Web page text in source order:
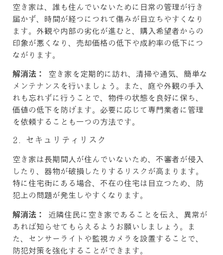
空き家は、誰も住んでいないために日常の管理が行き
届かず、時間が経つにつれて傷みが目立ちやすくなり
ます。外観や内部の劣化が進むと、購入希望者からの
印象が悪くなり、売却価格の低下や成約率の低下につ
ながります。
解消法：
空き家を定期的に訪れ、清掃や通気、簡単な
メンテナンスを行いましょう。また、庭や外観の手入
れも忘れずに行うことで、物件の状態を良好に保ち、
価値の低下を防げます。必要に応じて専門業者に管理
を依頼することも一つの方法です。
2. セキュリティリスク
空き家は長期間人が住んでいないため、不審者が侵入
したり、器物が破損したりするリスクが高まります。
特に住宅街にある場合、不在の住宅は目立つため、防
犯上の問題が発生しやすくなります。
解消法：
近隣住民に空き家であることを伝え、異常が
あれば知らせてもらえるようお願いしましょう。ま
た、センサーライトや監視カメラを設置することで、
防犯対策を強化することができます。